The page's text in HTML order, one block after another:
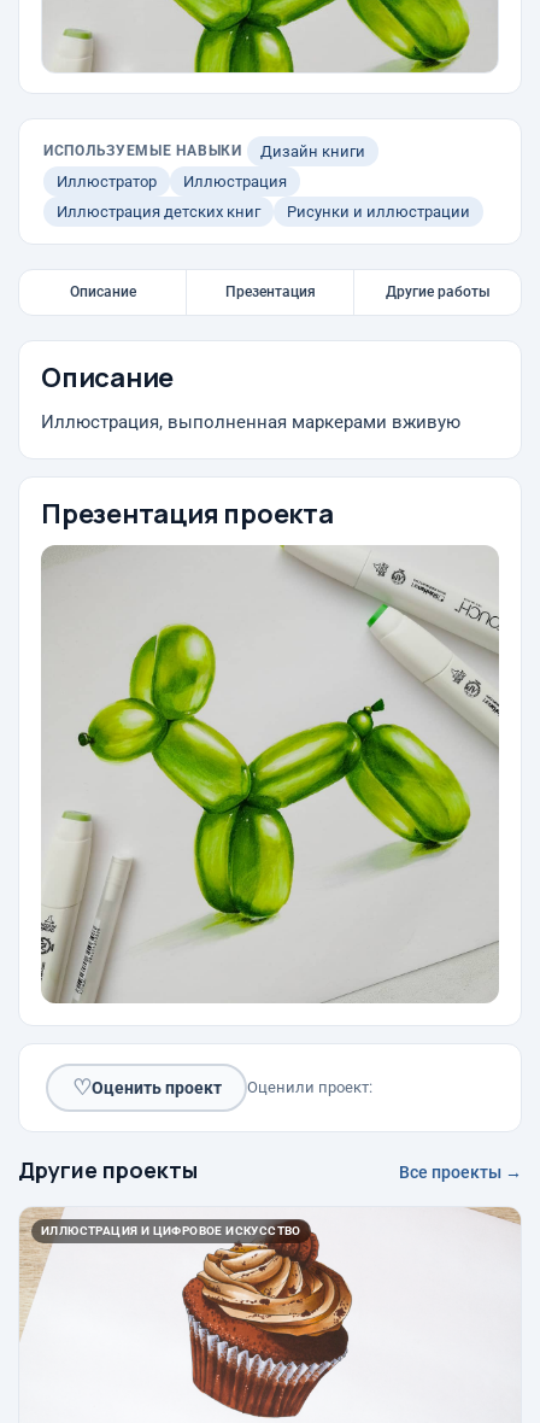
ИСПОЛЬЗУЕМЫЕ НАВЫКИ
Дизайн книги
Иллюстратор
Иллюстрация
Иллюстрация детских книг
Рисунки и иллюстрации
Описание Презентация Другие работы
Описание
Иллюстрация, выполненная маркерами вживую
Презентация проекта
♡Оценить проект Оценили проект:
Другие проекты Все проекты →
ИЛЛЮСТРАЦИЯ И ЦИФРОВОЕ ИСКУССТВО